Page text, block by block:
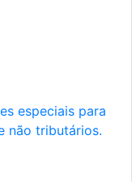
especiais para
não tributários.